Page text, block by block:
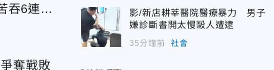
吞6連
奪戰敗
影/新店耕莘醫院醫療暴力 男子
嫌診斷書開太慢毆人遭逮
35分鐘前 社會